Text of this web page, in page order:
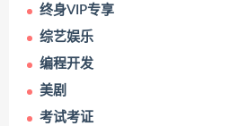
终身VIP专享
综艺娱乐
编程开发
美剧
考试考证